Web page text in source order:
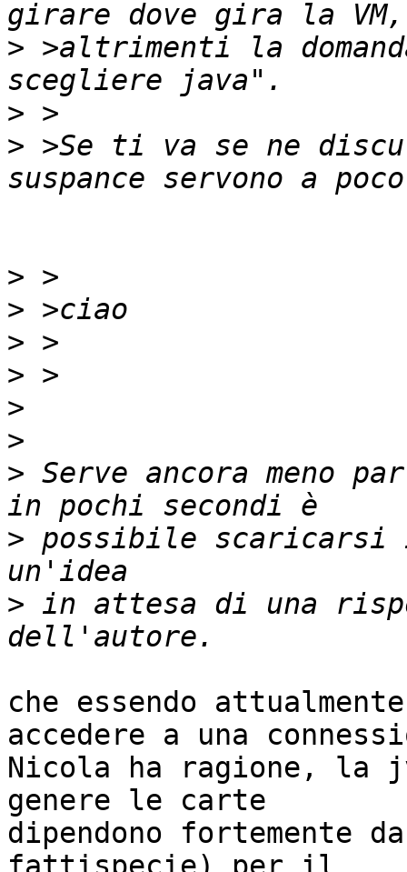
> >altrimenti la
>
> >Se ti va se ne
>
>
>
>
>
>
> Serve ancora meno
> possibile scaricarsi
> in attesa di una
che essendo
accedere a una
Nicola ha ragione, la
genere le carte
dipendono fortemente